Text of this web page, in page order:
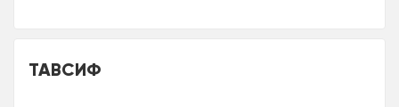
ТАВСИФ